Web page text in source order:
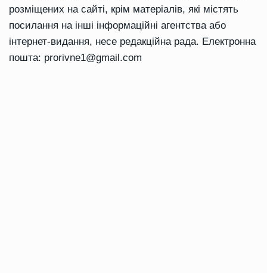
розміщених на сайті, крім матеріалів, які містять
посилання на інші інформаційні агентства або
інтернет-видання, несе редакційна рада. Електронна
пошта: prorivne1@gmail.com